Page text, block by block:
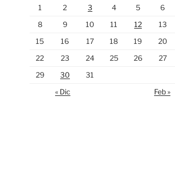
1 2 3 4 5 6
8
9 10 11 12 13
15
16 17 18 19 20
22
23 24 25 26 27
29
30
31
« Dic
Feb »